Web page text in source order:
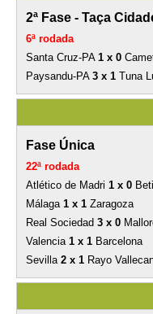
2ª Fase - Taça
6ª rodada
Santa Cruz-PA 1 x 0
Paysandu-PA 3 x 1 Tuna
Fase Única
22ª rodada
Atlético de Madri 1 x 0
Málaga 1 x 1Zaragoza
Real Sociedad 3 x 0
Valencia 1 x 1 Barcelona
Sevilla 2 x 1Rayo